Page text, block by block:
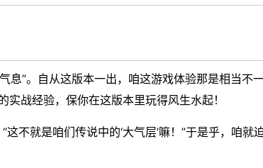
”。自从这版本一出，咱这游戏体验那是相当不
战经验，保你在这版本里玩得风生水起！
不就是咱们传说中的‘大气层’嘛！”于是乎，咱就